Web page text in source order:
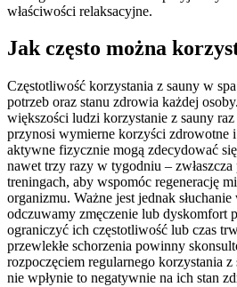
właściwości relaksacyjne.
Jak często można
Częstotliwość korzystania z sauny w
potrzeb oraz stanu zdrowia każdej
większości ludzi korzystanie z sauny
przynosi wymierne korzyści zdrowotne
aktywne fizycznie mogą zdecydować
nawet trzy razy w tygodniu –
treningach, aby wspomóc regenerację
organizmu. Ważne jest jednak słuchanie
odczuwamy zmęczenie lub dyskomfort
ograniczyć ich częstotliwość lub czas
przewlekłe schorzenia powinny
rozpoczęciem regularnego korzystania
nie wpłynie to negatywnie na ich stan